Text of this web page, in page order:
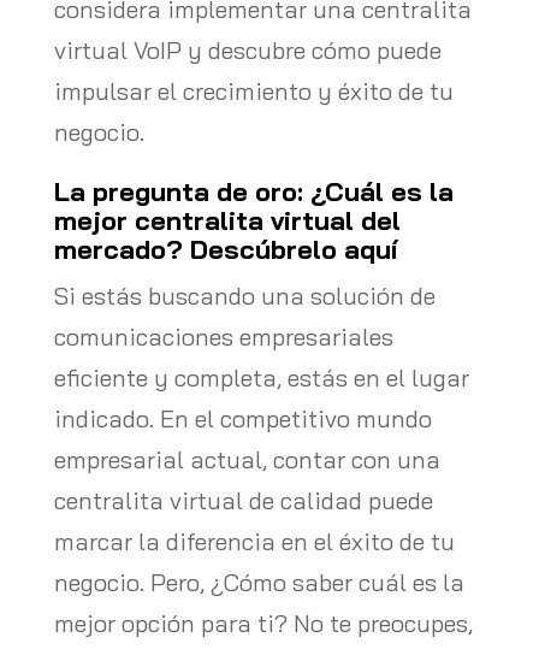
considera implementar una centralita
virtual VoIP y descubre cómo puede
impulsar el crecimiento y éxito de tu
negocio.
La pregunta de oro: ¿Cuál es la
mejor centralita virtual del
mercado? Descúbrelo aquí
Si estás buscando una solución de
comunicaciones empresariales
eficiente y completa, estás en el lugar
indicado. En el competitivo mundo
empresarial actual, contar con una
centralita virtual de calidad puede
marcar la diferencia en el éxito de tu
negocio. Pero, ¿Cómo saber cuál es la
mejor opción para ti? No te preocupes,